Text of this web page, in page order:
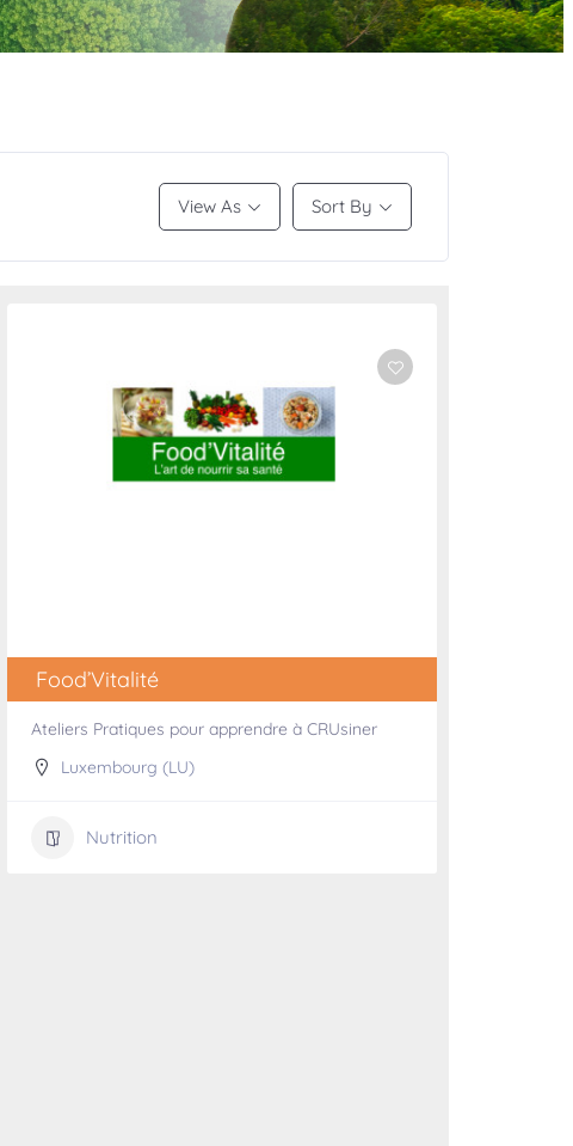
View As Sort By
Food’Vitalité
Ateliers Pratiques pour apprendre à CRUsiner
Luxembourg (LU)
Nutrition